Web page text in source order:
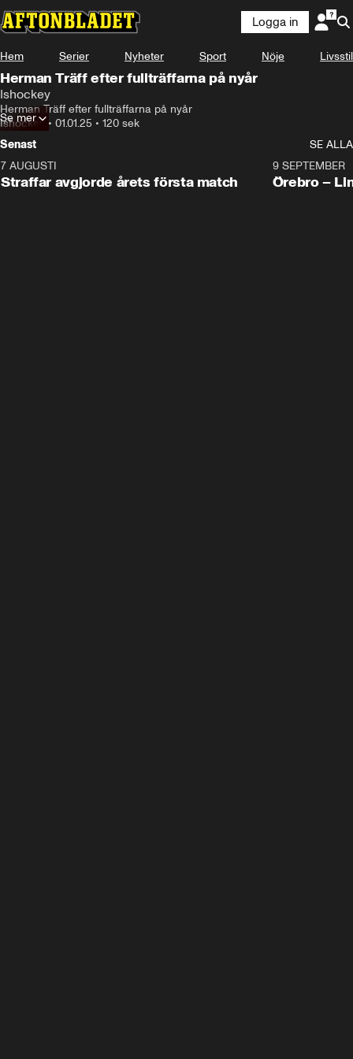
Logga in
Hem Serier Nyheter Sport Nöje Livsstil
Herman Träff efter fullträffarna på nyår
Ishockey
Herman Träff efter fullträffarna på nyår
Ishockey• 01.01.25 • 120 sek
Se mer
Senast
SE ALLA
7 AUGUSTI
Straffar avgjorde årets första match
Plus
9 SEPTEMBER
Örebro –